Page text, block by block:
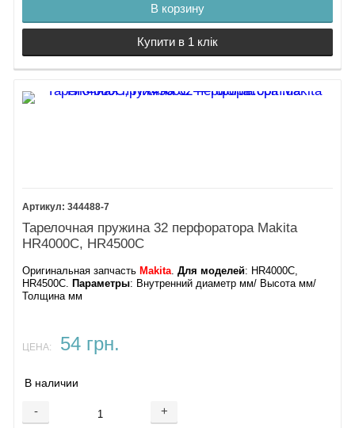
В корзину
Купити в 1 клік
344488-7
Тарелочная пружина 32 перфоратора Makita
HR4000C, HR4500C
Оригинальная запчасть Makita.Для моделей: HR4000C,
HR4500C. Параметры: Внутренний диаметр мм/ Высота мм/
Толщина мм
ЦЕНА: 54 грн.
В наличии
- +